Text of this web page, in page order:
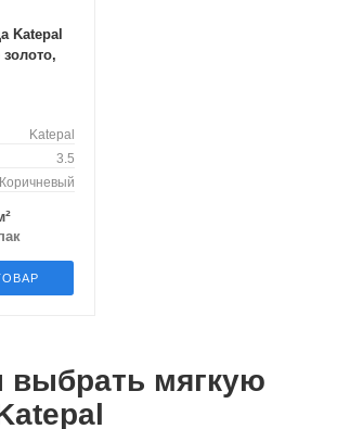
Katepal
Katepal
3.5
Коричневый
выбрать мягкую